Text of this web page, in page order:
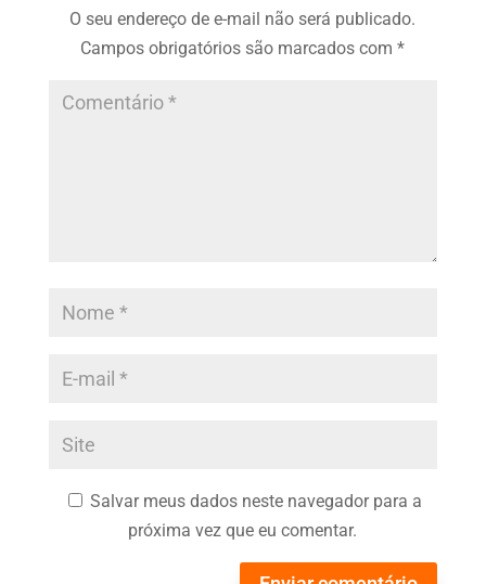
O seu endereço de e-mail não será publicado.
Campos obrigatórios são marcados com*
Salvar meus dados neste navegador para a
próxima vez que eu comentar.